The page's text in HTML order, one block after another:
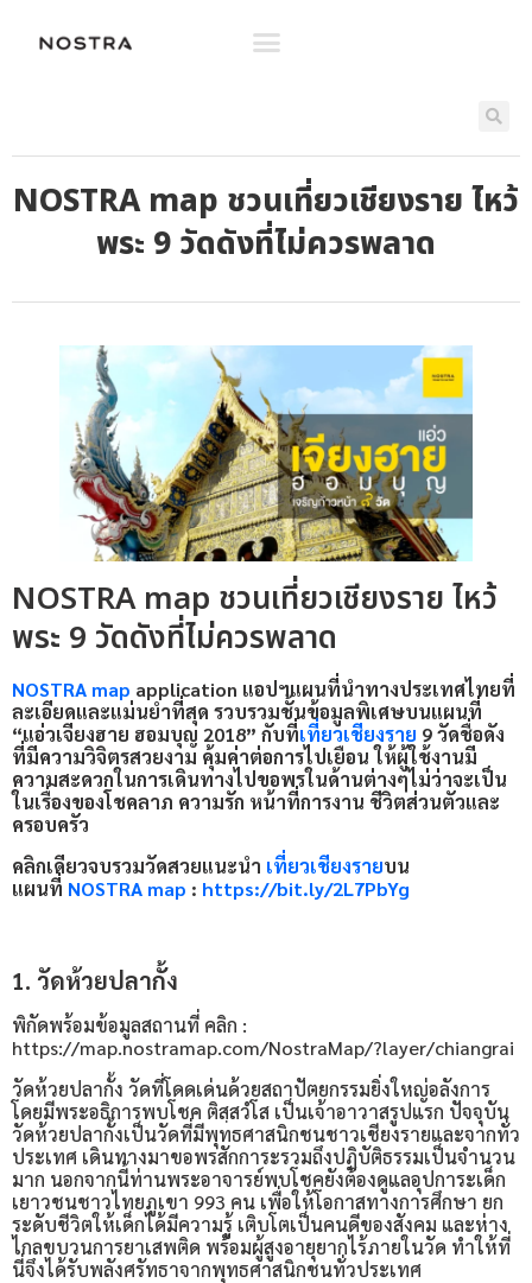
NOSTRA map ชวนเที่ยวเชียงราย ไหว้
พระ 9 วัดดังที่ไม่ควรพลาด
NOSTRA map ชวนเที่ยวเชียงราย ไหว้
พระ 9 วัดดังที่ไม่ควรพลาด
NOSTRA map application แอปฯแผนที่นำทางประเทศไทยที่
ละเอียดและแม่นยำที่สุด รวบรวมชั้นข้อมูลพิเศษบนแผนที่
“แอ่วเจียงฮาย ฮอมบุญ 2018” กับที่เที่ยวเชียงราย 9 วัดชื่อดัง
ที่มีความวิจิตรสวยงาม คุ้มค่าต่อการไปเยือน ให้ผู้ใช้งานมี
ความสะดวกในการเดินทางไปขอพรในด้านต่างๆไม่ว่าจะเป็น
ในเรื่องของโชคลาภ ความรัก หน้าที่การงาน ชีวิตส่วนตัวและ
ครอบครัว
คลิกเดียวจบรวมวัดสวยแนะนำ เที่ยวเชียงรายบน
แผนที่ NOSTRA map : https://bit.ly/2L7PbYg
1. วัดห้วยปลากั้ง
พิกัดพร้อมข้อมูลสถานที่ คลิก :
https://map.nostramap.com/NostraMap/?layer/chiangrai
วัดห้วยปลากั้ง วัดที่โดดเด่นด้วยสถาปัตยกรรมยิ่งใหญ่อลังการ
โดยมีพระอธิการพบโชค ติสฺสวํโส เป็นเจ้าอาวาสรูปแรก ปัจจุบัน
วัดห้วยปลากั้งเป็นวัดที่มีพุทธศาสนิกชนชาวเชียงรายและจากทั่ว
ประเทศ เดินทางมาขอพรสักการะรวมถึงปฏิบัติธรรมเป็นจำนวน
มาก นอกจากนี้ท่านพระอาจารย์พบโชคยังต้องดูแลอุปการะเด็ก
เยาวชนชาวไทยภูเขา 993 คน เพื่อให้โอกาสทางการศึกษา ยก
ระดับชีวิตให้เด็กได้มีความรู้ เติบโตเป็นคนดีของสังคม และห่าง
ไกลขบวนการยาเสพติด พร้อมผู้สูงอายุยากไร้ภายในวัด ทำให้ที่
นี่จึงได้รับพลังศรัทธาจากพุทธศาสนิกชนทั่วประเทศ